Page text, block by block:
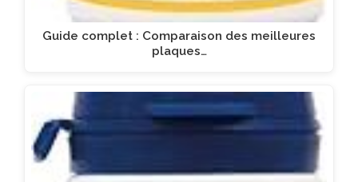
Guide complet : Comparaison des meilleures
plaques…